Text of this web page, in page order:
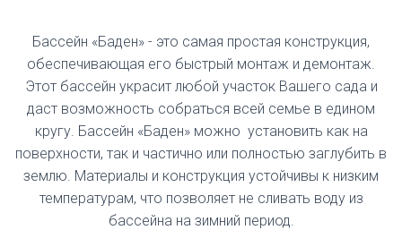
Бассейн «Баден» - это самая простая конструкция,
обеспечивающая его быстрый монтаж и демонтаж.
Этот бассейн украсит любой участок Вашего сада и
даст возможность собраться всей семье в едином
кругу. Бассейн «Баден» можно установить как на
поверхности, так и частично или полностью заглубить в
землю. Материалы и конструкция устойчивы к низким
температурам, что позволяет не сливать воду из
бассейна на зимний период.